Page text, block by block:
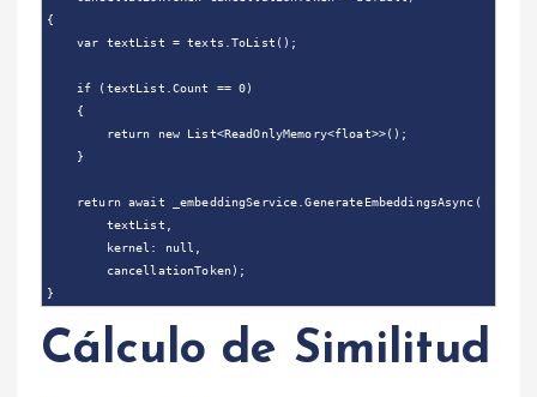
{
    var textList = texts.ToList();
    if (textList.Count == 0)
    {
        return new List<ReadOnlyMemory<float>>();
    }
    return await _embeddingService.GenerateEmbeddingsAsync(
        textList,
        kernel: null,
        cancellationToken);
Cálculo de Similitud